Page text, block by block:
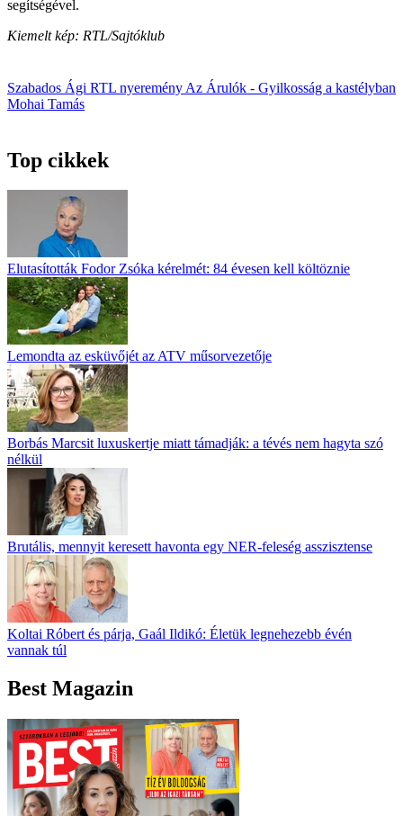
segítségével.
Kiemelt kép: RTL/Sajtóklub
Szabados Ági RTL nyeremény Az Árulók - Gyilkosság a kastélyban
Mohai Tamás
Top cikkek
Elutasították Fodor Zsóka kérelmét: 84 évesen kell költöznie
Lemondta az esküvőjét az ATV műsorvezetője
Borbás Marcsit luxuskertje miatt támadják: a tévés nem hagyta szó
nélkül
Brutális, mennyit keresett havonta egy NER-feleség asszisztense
Koltai Róbert és párja, Gaál Ildikó: Életük legnehezebb évén
vannak túl
Best Magazin